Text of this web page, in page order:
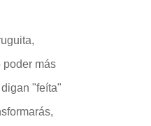
poder más
"feíta"